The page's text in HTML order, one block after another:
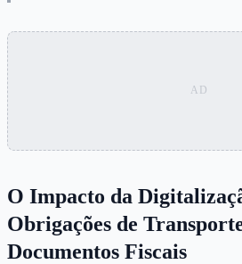
O Impacto da
Obrigações de
Documentos Fiscais